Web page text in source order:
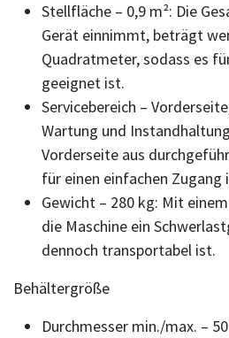
Stellfläche – 0,9 m²: Die
Gerät einnimmt, beträgt
Quadratmeter, sodass es
geeignet ist.
Servicebereich –
Wartung und
Vorderseite aus
für einen einfachen Zugang
Gewicht – 280 kg: Mit
die Maschine ein
dennoch transportabel ist.
Behältergröße
Durchmesser min./max. –